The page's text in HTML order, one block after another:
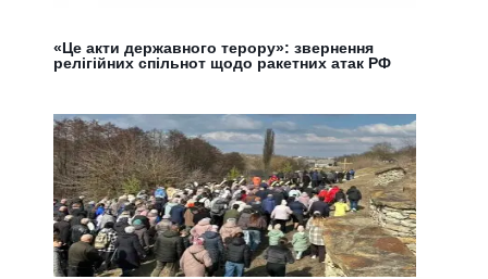
«Це акти державного терору»: звернення
релігійних спільнот щодо ракетних атак РФ